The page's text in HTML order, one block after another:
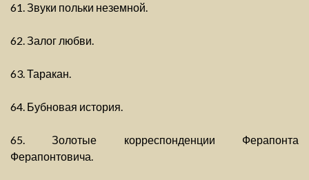
61. Звуки польки неземной.
62. Залог любви.
63. Таракан.
64. Бубновая история.
65. Золотые корреспонденции Ферапонта
Ферапонтовича.